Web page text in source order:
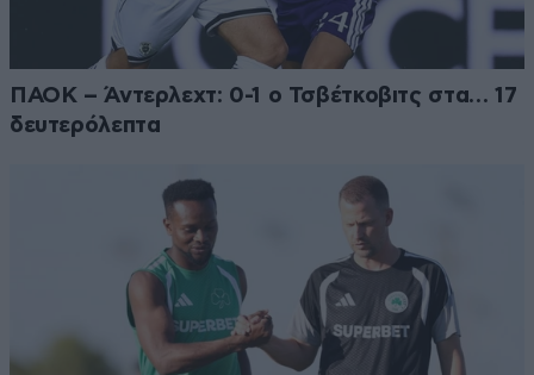
ΠΑΟΚ – Άντερλεχτ: 0-1 ο Τσβέτκοβιτς στα… 17
δευτερόλεπτα